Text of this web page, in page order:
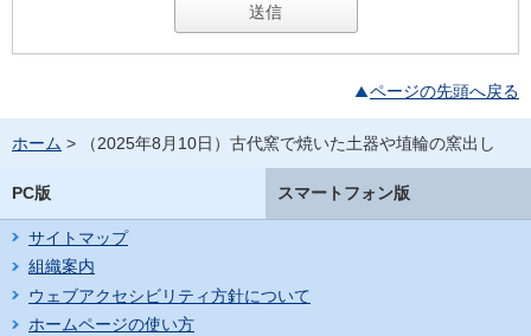
ページの先頭へ戻る
ホーム > （2025年8月10日）古代窯で焼いた土器や埴輪の窯出し
PC版 スマートフォン版
サイトマップ
組織案内
ウェブアクセシビリティ方針について
ホームページの使い方